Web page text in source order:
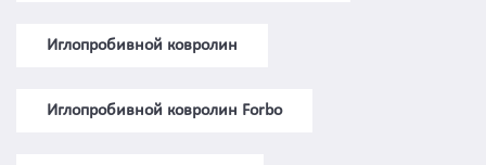
Иглопробивной ковролин
Иглопробивной ковролин Forbo